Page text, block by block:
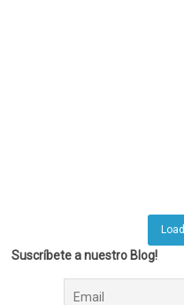
Suscríbete a nuestro Blog!